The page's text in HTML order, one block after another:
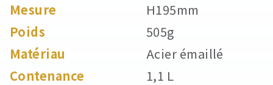
Mesure
H195mm
Poids
505g
Matériau
Acier émaillé
Contenance
1,1 L